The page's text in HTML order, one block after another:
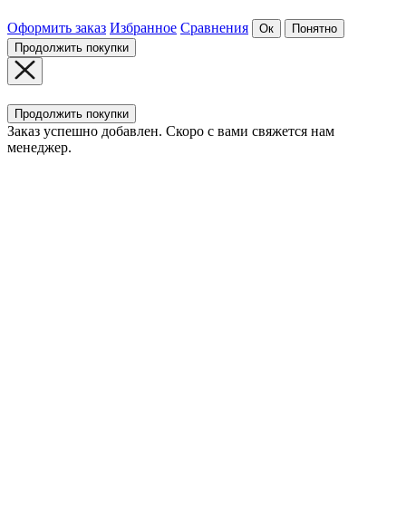
Оформить заказ Избранное Сравнения Ок
Понятно
Продолжить покупки
Продолжить покупки
Заказ успешно добавлен. Скоро с вами свяжется нам
менеджер.